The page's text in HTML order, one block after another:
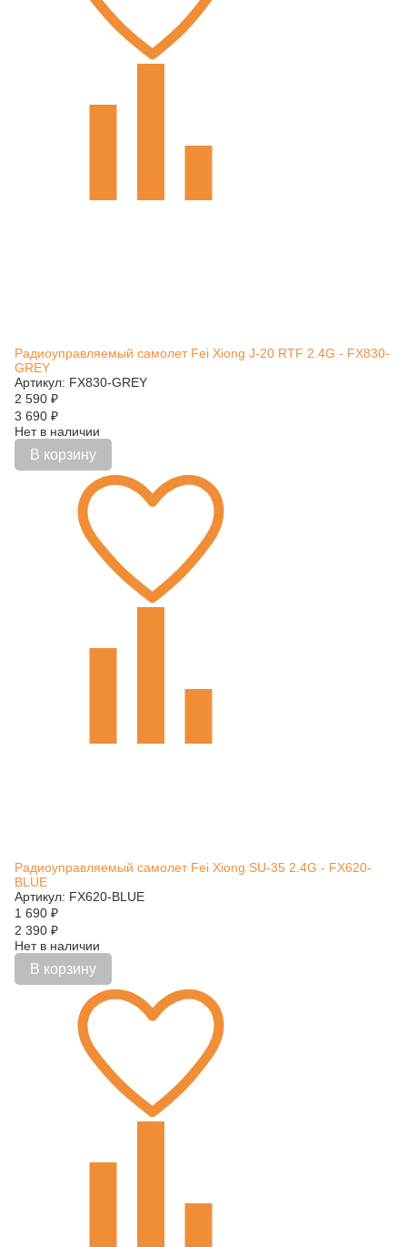
Радиоуправляемый самолет Fei Xiong J-20 RTF 2.4G - FX830-
GREY
Артикул: FX830-GREY
2 590 ₽
3 690 ₽
Нет в наличии
В корзину
Радиоуправляемый самолет Fei Xiong SU-35 2.4G - FX620-
BLUE
Артикул: FX620-BLUE
1 690 ₽
2 390 ₽
Нет в наличии
В корзину